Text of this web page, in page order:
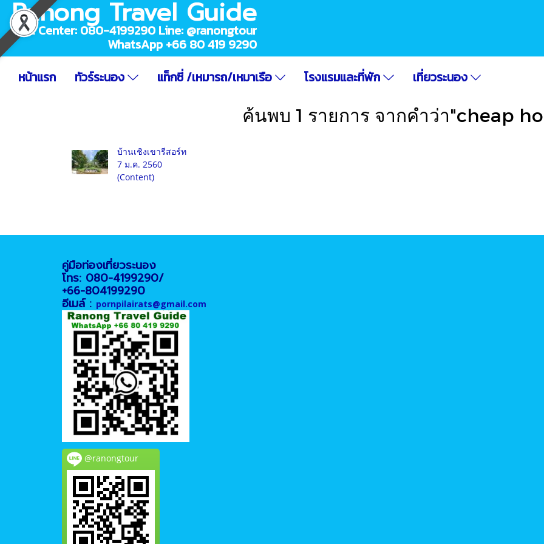
Ranong Travel Guide
Call Center: 080-4199290 Line: @ranongtour
WhatsApp +66 80 419 9290
หน้าแรก
ทัวร์ระนอง แท็กซี่ /เหมารถ/เหมาเรือ โรงแรมและที่พัก เที่ยวระนอง
ค้นพบ 1 รายการ จากคำว่า"cheap
บ้านเชิงเขารีสอร์ท
7 ม.ค. 2560
(Content)
คู่มือท่องเที่ยวระนอง
โทร: 080-4199290/
+66-804199290
อีเมล์ : pornpilairats@gmail.com
@ranongtour